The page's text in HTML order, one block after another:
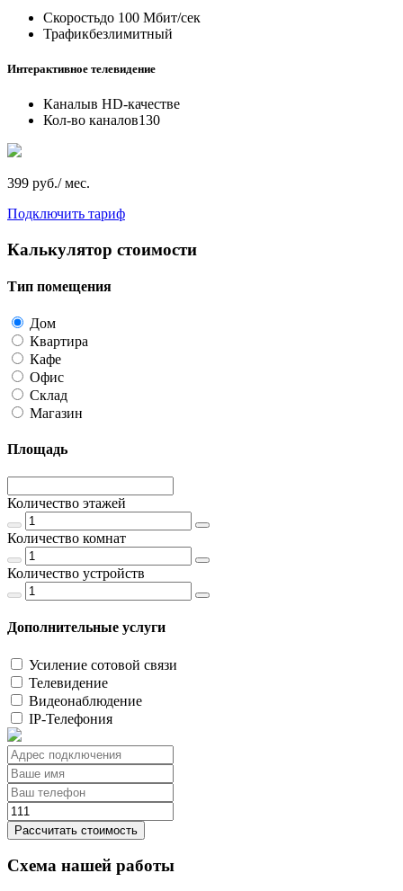
Скоростьдо 100 Мбит/сек
Трафикбезлимитный
Интерактивное телевидение
Каналыв HD-качестве
Кол-во каналов130
399 руб./ мес.
Подключить тариф
Калькулятор стоимости
Тип помещения
Дом
Квартира
Кафе
Офис
Склад
Магазин
Площадь
Количество этажей
Количество комнат
Количество устройств
Дополнительные услуги
Усиление сотовой связи
Телевидение
Видеонаблюдение
IP-Телефония
Рассчитать стоимость
Схема нашей работы